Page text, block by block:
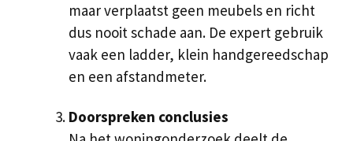
maar verplaatst geen meubels en richt
dus nooit schade aan. De expert gebruik
vaak een ladder, klein handgereedschap
en een afstandmeter.
Doorspreken conclusies